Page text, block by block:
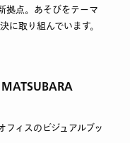
拠点。あそびをテーマ
に取り組んでいます。
ィスのビジュアルブッ